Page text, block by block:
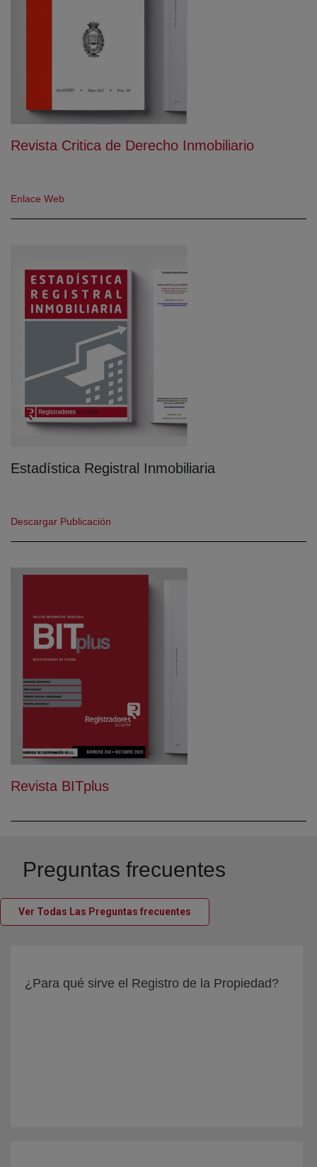
Revista Critica de Derecho Inmobiliario
Enlace Web
Estadística Registral Inmobiliaria
Descargar Publicación
Revista BITplus
Preguntas frecuentes
Ver Todas Las Preguntas frecuentes
¿Para qué sirve el Registro de la Propiedad?